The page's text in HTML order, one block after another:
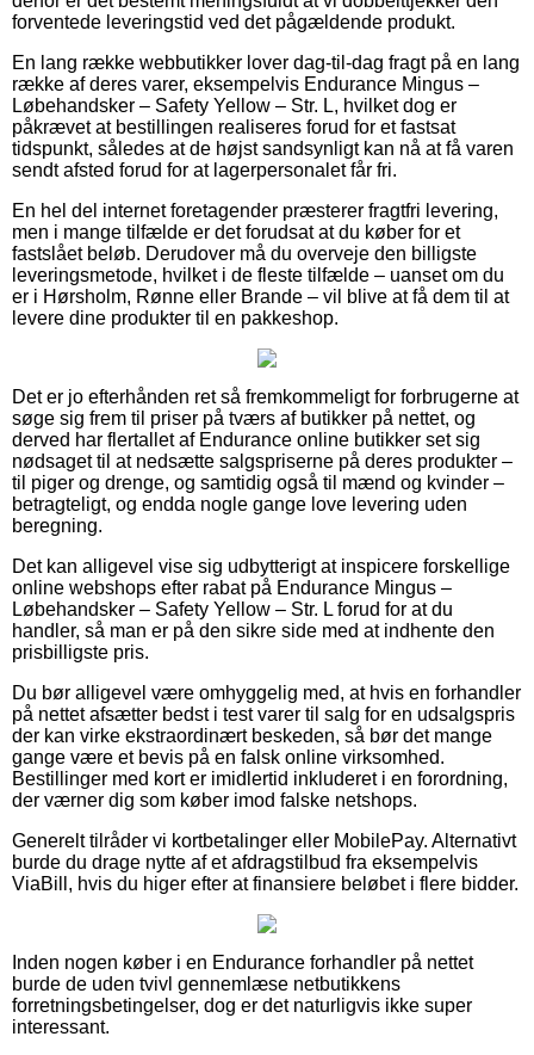
forventede leveringstid ved det pågældende produkt.
En lang række webbutikker lover dag-til-dag fragt på en lang
række af deres varer, eksempelvis Endurance Mingus –
Løbehandsker – Safety Yellow – Str. L, hvilket dog er
påkrævet at bestillingen realiseres forud for et fastsat
tidspunkt, således at de højst sandsynligt kan nå at få varen
sendt afsted forud for at lagerpersonalet får fri.
En hel del internet foretagender præsterer fragtfri levering,
men i mange tilfælde er det forudsat at du køber for et
fastslået beløb. Derudover må du overveje den billigste
leveringsmetode, hvilket i de fleste tilfælde – uanset om du
er i Hørsholm, Rønne eller Brande – vil blive at få dem til at
levere dine produkter til en pakkeshop.
Det er jo efterhånden ret så fremkommeligt for forbrugerne at
søge sig frem til priser på tværs af butikker på nettet, og
derved har flertallet af Endurance online butikker set sig
nødsaget til at nedsætte salgspriserne på deres produkter –
til piger og drenge, og samtidig også til mænd og kvinder –
betragteligt, og endda nogle gange love levering uden
beregning.
Det kan alligevel vise sig udbytterigt at inspicere forskellige
online webshops efter rabat på Endurance Mingus –
Løbehandsker – Safety Yellow – Str. L forud for at du
handler, så man er på den sikre side med at indhente den
prisbilligste pris.
Du bør alligevel være omhyggelig med, at hvis en forhandler
på nettet afsætter bedst i test varer til salg for en udsalgspris
der kan virke ekstraordinært beskeden, så bør det mange
gange være et bevis på en falsk online virksomhed.
Bestillinger med kort er imidlertid inkluderet i en forordning,
der værner dig som køber imod falske netshops.
Generelt tilråder vi kortbetalinger eller MobilePay. Alternativt
burde du drage nytte af et afdragstilbud fra eksempelvis
ViaBill, hvis du higer efter at finansiere beløbet i flere bidder.
Inden nogen køber i en Endurance forhandler på nettet
burde de uden tvivl gennemlæse netbutikkens
forretningsbetingelser, dog er det naturligvis ikke super
interessant.